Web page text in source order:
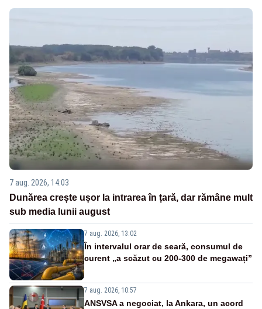
7 aug. 2026, 14:03
Dunărea crește ușor la intrarea în țară, dar rămâne mult
sub media lunii august
7 aug. 2026, 13:02
În intervalul orar de seară, consumul de
curent „a scăzut cu 200-300 de megawați”
7 aug. 2026, 10:57
ANSVSA a negociat, la Ankara, un acord